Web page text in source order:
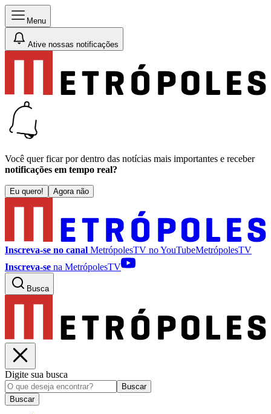
Menu
Ative nossas notificações
Você quer ficar por dentro das notícias mais importantes e receber
notificações em tempo real?
Eu quero! Agora não
Inscreva-se no canal MetrópolesTV noYouTubeMetrópolesTV
Inscreva-se na MetrópolesTV
Busca
Digite sua busca
Buscar
Buscar